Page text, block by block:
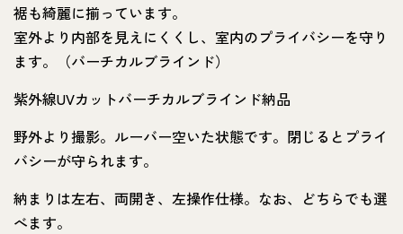
裾も綺麗に揃っています。
室外より内部を見えにくくし、室内のプライバシーを守り
ます。（バーチカルブラインド）
紫外線UVカットバーチカルブラインド納品
野外より撮影。ルーバー空いた状態です。閉じるとプライ
バシーが守られます。
納まりは左右、両開き、左操作仕様。なお、どちらでも選
べます。